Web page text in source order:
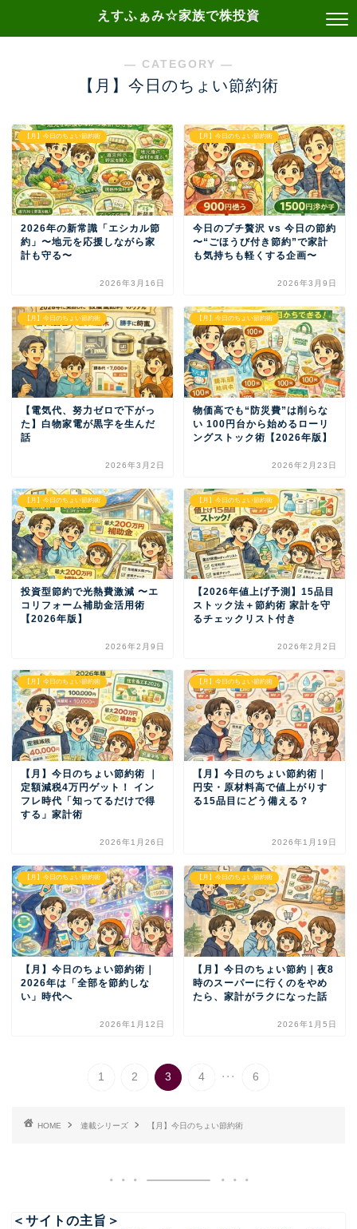
えすふぁみ☆家族で株投資
― CATEGORY ―
【月】今日のちょい節約術
【月】今日のちょい節約術
2026年の新常識「エシカル節
約」〜地元を応援しながら家
計も守る〜
2026年3月16日
【月】今日のちょい節約術
今日のプチ贅沢 vs 今日の節約
〜“ごほうび付き節約”で家計
も気持ちも軽くする企画〜
2026年3月9日
【月】今日のちょい節約術
【電気代、努力ゼロで下がっ
た】白物家電が黒字を生んだ
話
2026年3月2日
【月】今日のちょい節約術
物価高でも“防災費”は削らな
い 100円台から始めるローリ
ングストック術【2026年版】
2026年2月23日
【月】今日のちょい節約術
投資型節約で光熱費激減 〜エ
コリフォーム補助金活用術
【2026年版】
2026年2月9日
【月】今日のちょい節約術
【2026年値上げ予測】15品目
ストック法＋節約術 家計を守
るチェックリスト付き
2026年2月2日
【月】今日のちょい節約術
【月】今日のちょい節約術 ｜
定額減税4万円ゲット！ イン
フレ時代「知ってるだけで得
する」家計術
2026年1月26日
【月】今日のちょい節約術
【月】今日のちょい節約術｜
円安・原材料高で値上がりす
る15品目にどう備える？
2026年1月19日
【月】今日のちょい節約術
【月】今日のちょい節約術｜
2026年は「全部を節約しな
い」時代へ
2026年1月12日
【月】今日のちょい節約術
【月】今日のちょい節約｜夜8
時のスーパーに行くのをやめ
たら、家計がラクになった話
2026年1月5日
1 2 3 4 ... 6
HOME 連載シリーズ 【月】今日のちょい節約術
＜サイトの主旨＞